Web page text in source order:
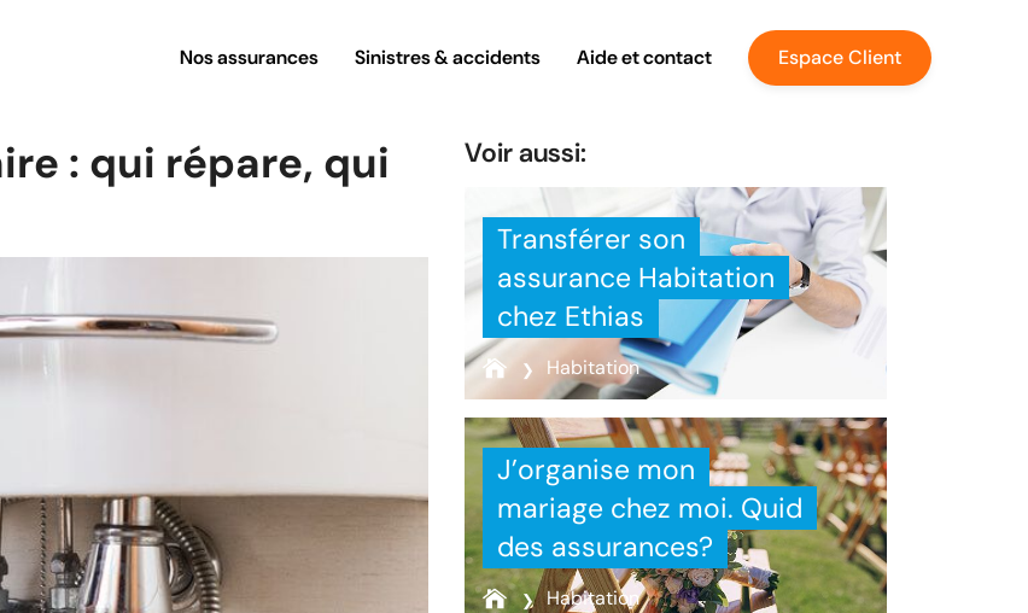
Nos assurances Sinistres & accidents Aide et contact Espace Client
: qui répare, qui
Voir aussi:
Transférer son
assurance Habitation
chez Ethias
Habitation
J’organise mon
mariage chez moi. Quid
des assurances?
Habitation